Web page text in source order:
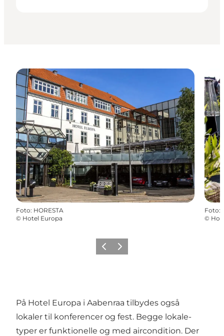
Foto: HORESTA
© Hotel Europa
Foto:
©
ForrigeNæste
På Hotel Europa i Aabenraa tilbydes også
lokaler til konferencer og fest. Begge lokale-
typer er funktionelle og med aircondition. Der